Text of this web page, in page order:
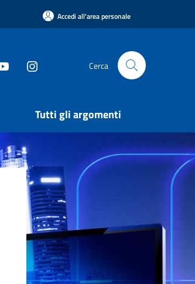
Accedi all'area personale
Cerca
Tutti gli argomenti